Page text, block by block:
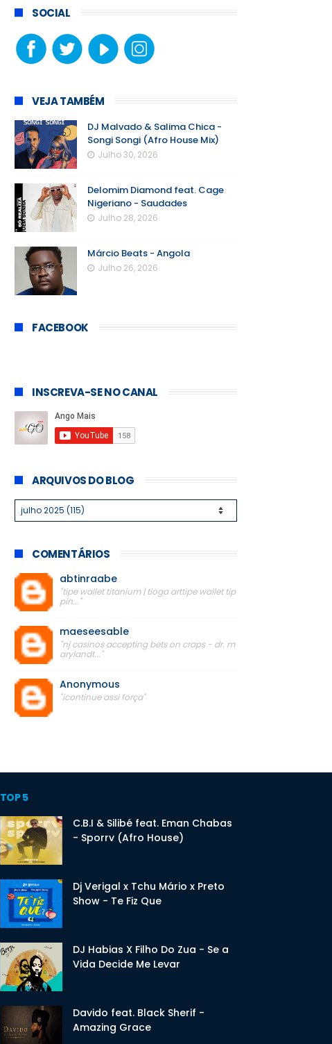
SOCIAL
VEJA TAMBÉM
DJ Malvado & Salima Chica -
Songi Songi (Afro House Mix)
Julho 30, 2026
Delomim Diamond feat. Cage
Nigeriano - Saudades
Julho 28, 2026
Márcio Beats - Angola
Julho 26, 2026
FACEBOOK
INSCREVA-SE NO CANAL
ARQUIVOS DO BLOG
COMENTÁRIOS
abtinraabe
"tipe wallet titanium | tioga arttipe wallet tip
pin..."
maeseesable
"nj casinos accepting bets on craps - dr. m
arylandt..."
Anonymous
"icontinue assi força"
TOP 5
C.B.I & Silibé feat. Eman Chabas
- Sporrv (Afro House)
Dj Verigal x Tchu Mário x Preto
Show - Te Fiz Que
DJ Habias X Filho Do Zua - Se a
Vida Decide Me Levar
Davido feat. Black Sherif -
Amazing Grace